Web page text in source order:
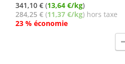
341,10 € (13,64 €/kg)
284,25 € (11,37 €/kg) hors taxe
23 % économie